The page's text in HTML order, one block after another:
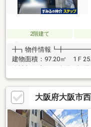
2階建て
╋┓物件情報
建物面積：97.20㎡ 1Ｆ
築╋┓おすすめポイ
可能 ▼車庫有 ※車庫：
大阪府大阪市